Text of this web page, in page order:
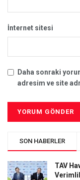
İnternet sitesi
Daha sonraki
adresim ve site
SON HABERLER
TAV